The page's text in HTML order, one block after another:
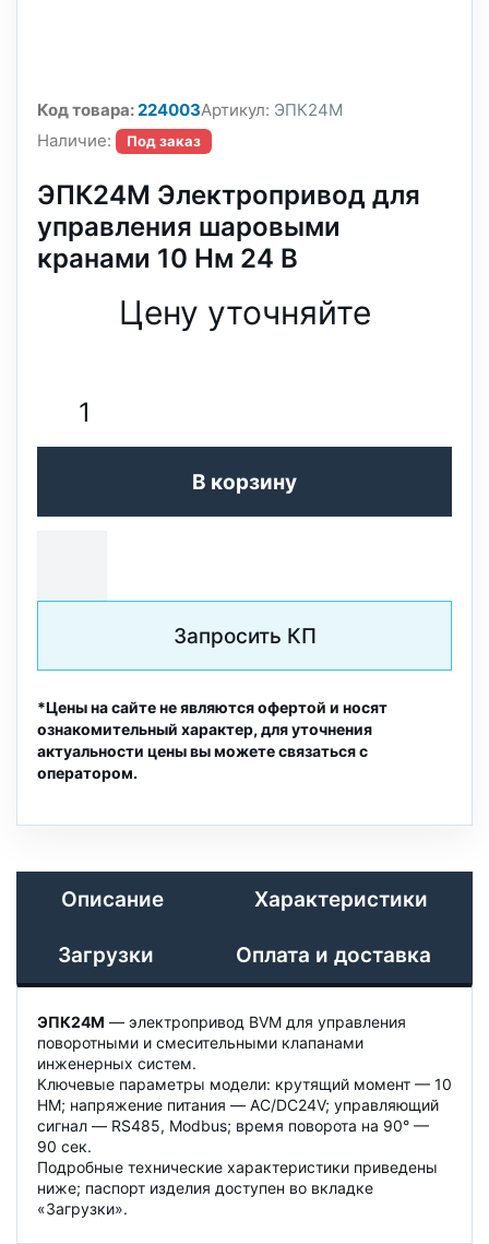
Код товара:224003Артикул: ЭПК24М
Наличие:
Под заказ
ЭПК24М Электропривод для
управления шаровыми
кранами 10 Нм 24 В
Цену уточняйте
В корзину
Запросить КП
*Цены на сайте не являются офертой и носят
ознакомительный характер, для уточнения
актуальности цены вы можете связаться с
оператором.
Описание Характеристики
Загрузки Оплата и доставка
ЭПК24М — электропривод BVM для управления
поворотными и смесительными клапанами
инженерных систем.
Ключевые параметры модели: крутящий момент — 10
НМ; напряжение питания — AC/DC24V; управляющий
сигнал — RS485, Modbus; время поворота на 90° —
90 сек.
Подробные технические характеристики приведены
ниже; паспорт изделия доступен во вкладке
«Загрузки».